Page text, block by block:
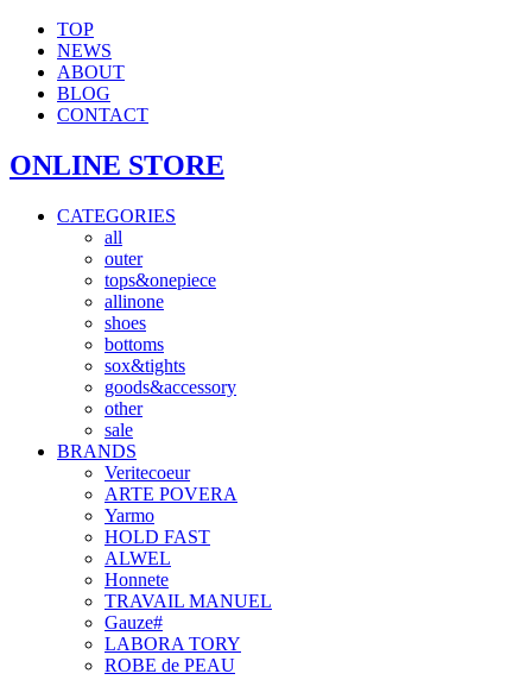
TOP
NEWS
ABOUT
BLOG
CONTACT
ONLINE STORE
CATEGORIES
all
outer
tops&onepiece
allinone
shoes
bottoms
sox&tights
goods&accessory
other
sale
BRANDS
Veritecoeur
ARTE POVERA
Yarmo
HOLD FAST
ALWEL
Honnete
TRAVAIL MANUEL
Gauze#
LABORA TORY
ROBE de PEAU